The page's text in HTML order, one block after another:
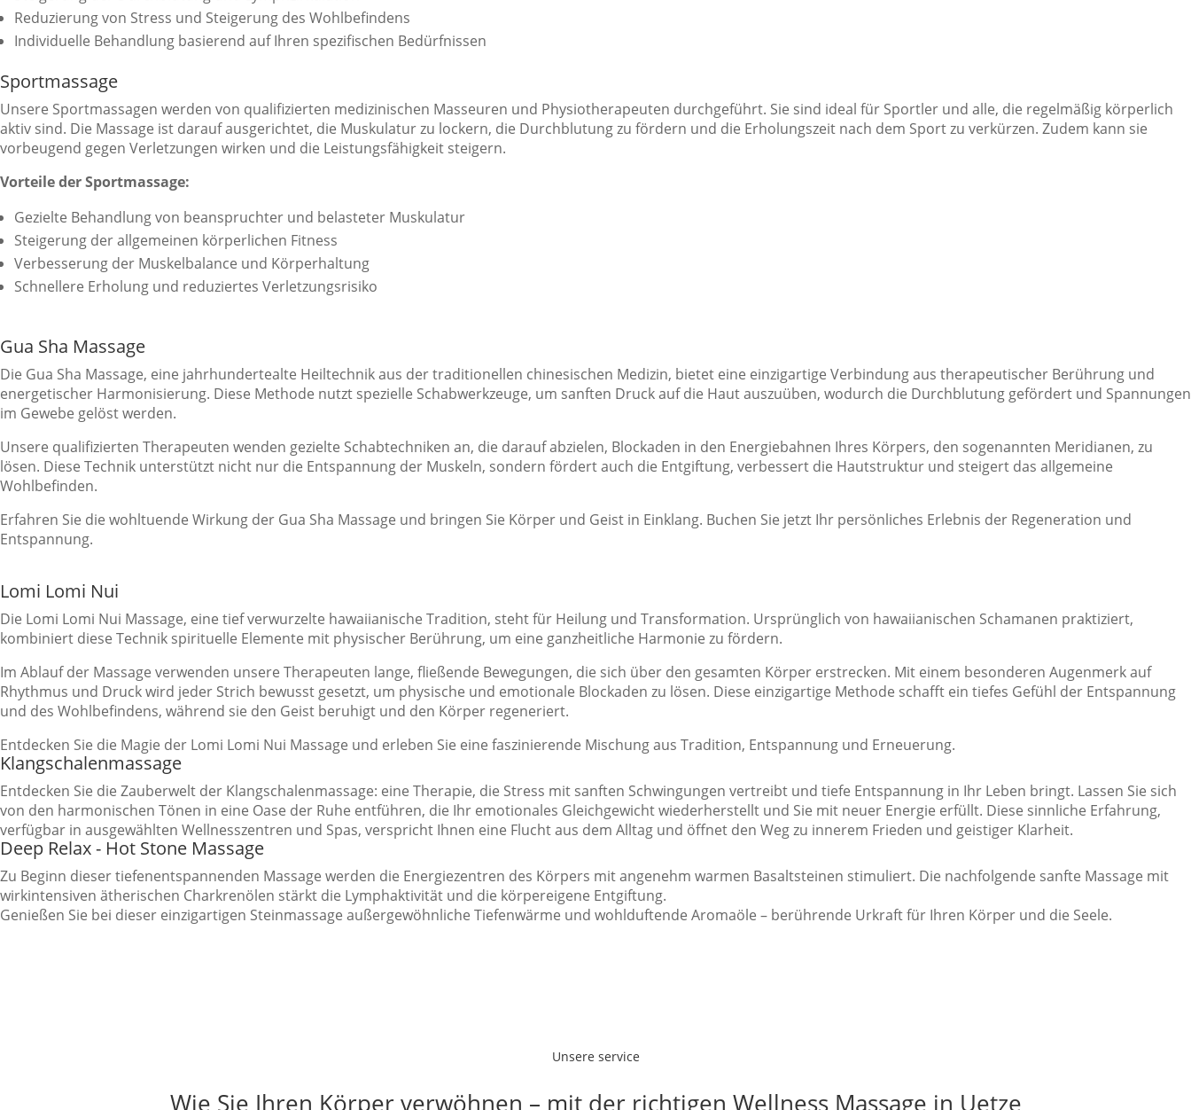
Reduzierung von Stress und Steigerung des Wohlbefindens
Individuelle Behandlung basierend auf Ihren spezifischen Bedürfnissen
Sportmassage
Unsere Sportmassagen werden von qualifizierten medizinischen Masseuren und Physiotherapeuten durchgeführt. Sie sind ideal für Sportler und alle, die regelmäßig körperlich
aktiv sind. Die Massage ist darauf ausgerichtet, die Muskulatur zu lockern, die Durchblutung zu fördern und die Erholungszeit nach dem Sport zu verkürzen. Zudem kann sie
vorbeugend gegen Verletzungen wirken und die Leistungsfähigkeit steigern.
Vorteile der Sportmassage:
Gezielte Behandlung von beanspruchter und belasteter Muskulatur
Steigerung der allgemeinen körperlichen Fitness
Verbesserung der Muskelbalance und Körperhaltung
Schnellere Erholung und reduziertes Verletzungsrisiko
Gua Sha Massage
Die Gua Sha Massage, eine jahrhundertealte Heiltechnik aus der traditionellen chinesischen Medizin, bietet eine einzigartige Verbindung aus therapeutischer Berührung und
energetischer Harmonisierung. Diese Methode nutzt spezielle Schabwerkzeuge, um sanften Druck auf die Haut auszuüben, wodurch die Durchblutung gefördert und Spannungen
im Gewebe gelöst werden.
Unsere qualifizierten Therapeuten wenden gezielte Schabtechniken an, die darauf abzielen, Blockaden in den Energiebahnen Ihres Körpers, den sogenannten Meridianen, zu
lösen. Diese Technik unterstützt nicht nur die Entspannung der Muskeln, sondern fördert auch die Entgiftung, verbessert die Hautstruktur und steigert das allgemeine
Wohlbefinden.
Erfahren Sie die wohltuende Wirkung der Gua Sha Massage und bringen Sie Körper und Geist in Einklang. Buchen Sie jetzt Ihr persönliches Erlebnis der Regeneration und
Entspannung.
Lomi Lomi Nui
Die Lomi Lomi Nui Massage, eine tief verwurzelte hawaiianische Tradition, steht für Heilung und Transformation. Ursprünglich von hawaiianischen Schamanen praktiziert,
kombiniert diese Technik spirituelle Elemente mit physischer Berührung, um eine ganzheitliche Harmonie zu fördern.
Im Ablauf der Massage verwenden unsere Therapeuten lange, fließende Bewegungen, die sich über den gesamten Körper erstrecken. Mit einem besonderen Augenmerk auf
Rhythmus und Druck wird jeder Strich bewusst gesetzt, um physische und emotionale Blockaden zu lösen. Diese einzigartige Methode schafft ein tiefes Gefühl der Entspannung
und des Wohlbefindens, während sie den Geist beruhigt und den Körper regeneriert.
Entdecken Sie die Magie der Lomi Lomi Nui Massage und erleben Sie eine faszinierende Mischung aus Tradition, Entspannung und Erneuerung.
Klangschalenmassage
Entdecken Sie die Zauberwelt der Klangschalenmassage: eine Therapie, die Stress mit sanften Schwingungen vertreibt und tiefe Entspannung in Ihr Leben bringt. Lassen Sie sich
von den harmonischen Tönen in eine Oase der Ruhe entführen, die Ihr emotionales Gleichgewicht wiederherstellt und Sie mit neuer Energie erfüllt. Diese sinnliche Erfahrung,
verfügbar in ausgewählten Wellnesszentren und Spas, verspricht Ihnen eine Flucht aus dem Alltag und öffnet den Weg zu innerem Frieden und geistiger Klarheit.
Deep Relax - Hot Stone Massage
Zu Beginn dieser tiefenentspannenden Massage werden die Energiezentren des Körpers mit angenehm warmen Basaltsteinen stimuliert. Die nachfolgende sanfte Massage mit
wirkintensiven ätherischen Charkrenölen stärkt die Lymphaktivität und die körpereigene Entgiftung.
Genießen Sie bei dieser einzigartigen Steinmassage außergewöhnliche Tiefenwärme und wohlduftende Aromaöle – berührende Urkraft für Ihren Körper und die Seele.
Unsere service
Wie Sie Ihren Körper verwöhnen – mit der richtigen Wellness Massage in Uetze